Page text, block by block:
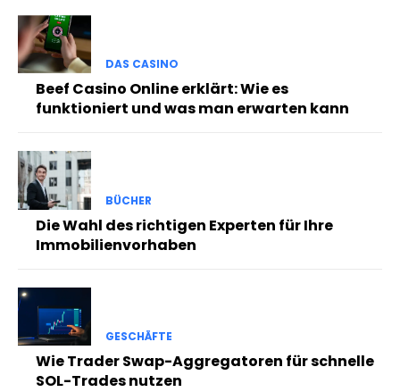
DAS CASINO
Beef Casino Online erklärt: Wie es
funktioniert und was man erwarten kann
BÜCHER
Die Wahl des richtigen Experten für Ihre
Immobilienvorhaben
GESCHÄFTE
Wie Trader Swap-Aggregatoren für schnelle
SOL-Trades nutzen